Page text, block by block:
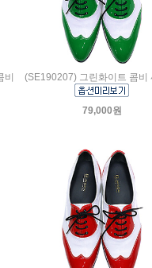
(SE190207) 그린화이트 콤비
79,000원